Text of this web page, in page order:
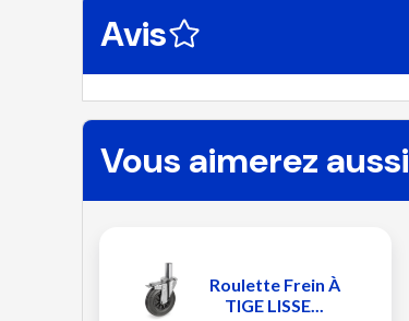
Avis
Vous aimerez aussi
Roulette Frein À
TIGE LISSE...